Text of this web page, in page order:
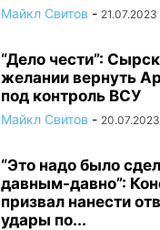
Майкл Свитов - 21.07.2023
“Дело чести”:
желании вернуть
под контроль ВСУ
Майкл Свитов - 20.07.2023
“Это надо было
давным-давно”:
призвал нанести
удары по...